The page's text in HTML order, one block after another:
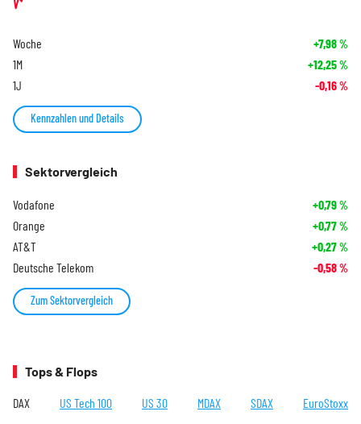
Woche +7,98%
1M +12,25%
1J -0,16%
Kennzahlen und Details
Sektorvergleich
Vodafone +0,79%
Orange +0,77%
AT&T +0,27%
Deutsche Telekom -0,58%
Zum Sektorvergleich
Tops & Flops
DAX US Tech 100 US 30 MDAX SDAX EuroStoxx